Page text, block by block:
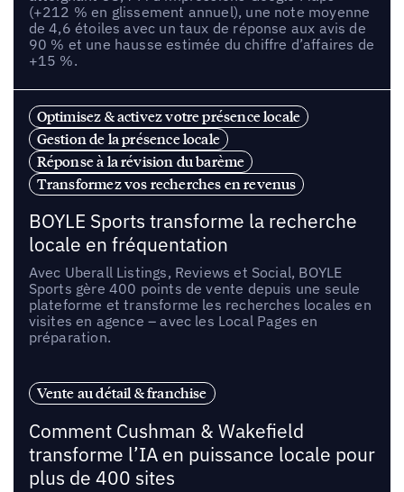
(+212 % en glissement annuel), une note moyenne
de 4,6 étoiles avec un taux de réponse aux avis de
90 % et une hausse estimée du chiffre d’affaires de
+15 %.
Optimisez & activez votre présence locale
Gestion de la présence locale
Réponse à la révision du barème
Transformez vos recherches en revenus
BOYLE Sports transforme la recherche
locale en fréquentation
Avec Uberall Listings, Reviews et Social, BOYLE
Sports gère 400 points de vente depuis une seule
plateforme et transforme les recherches locales en
visites en agence – avec les Local Pages en
préparation.
Vente au détail & franchise
Comment Cushman & Wakefield
transforme l’IA en puissance locale pour
plus de 400 sites